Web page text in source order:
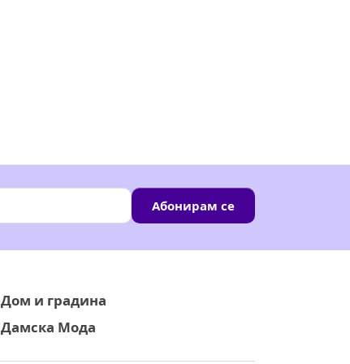
Абонирам се
Дом и градина
Дамска Мода